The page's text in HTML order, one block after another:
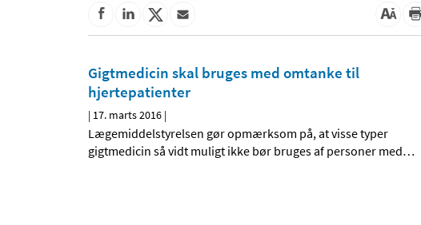
Gigtmedicin skal bruges med omtanke til
hjertepatienter
| 17. marts 2016 |
Lægemiddelstyrelsen gør opmærksom på, at visse typer
gigtmedicin så vidt muligt ikke bør bruges af personer med…